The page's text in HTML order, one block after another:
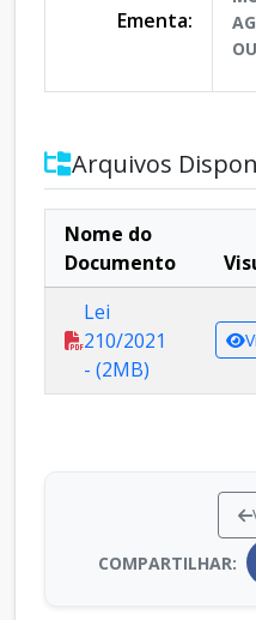
Ementa:
Arquivos
Nome do
Documento
Lei
210/2021
- (2MB)
COMPARTILHAR: